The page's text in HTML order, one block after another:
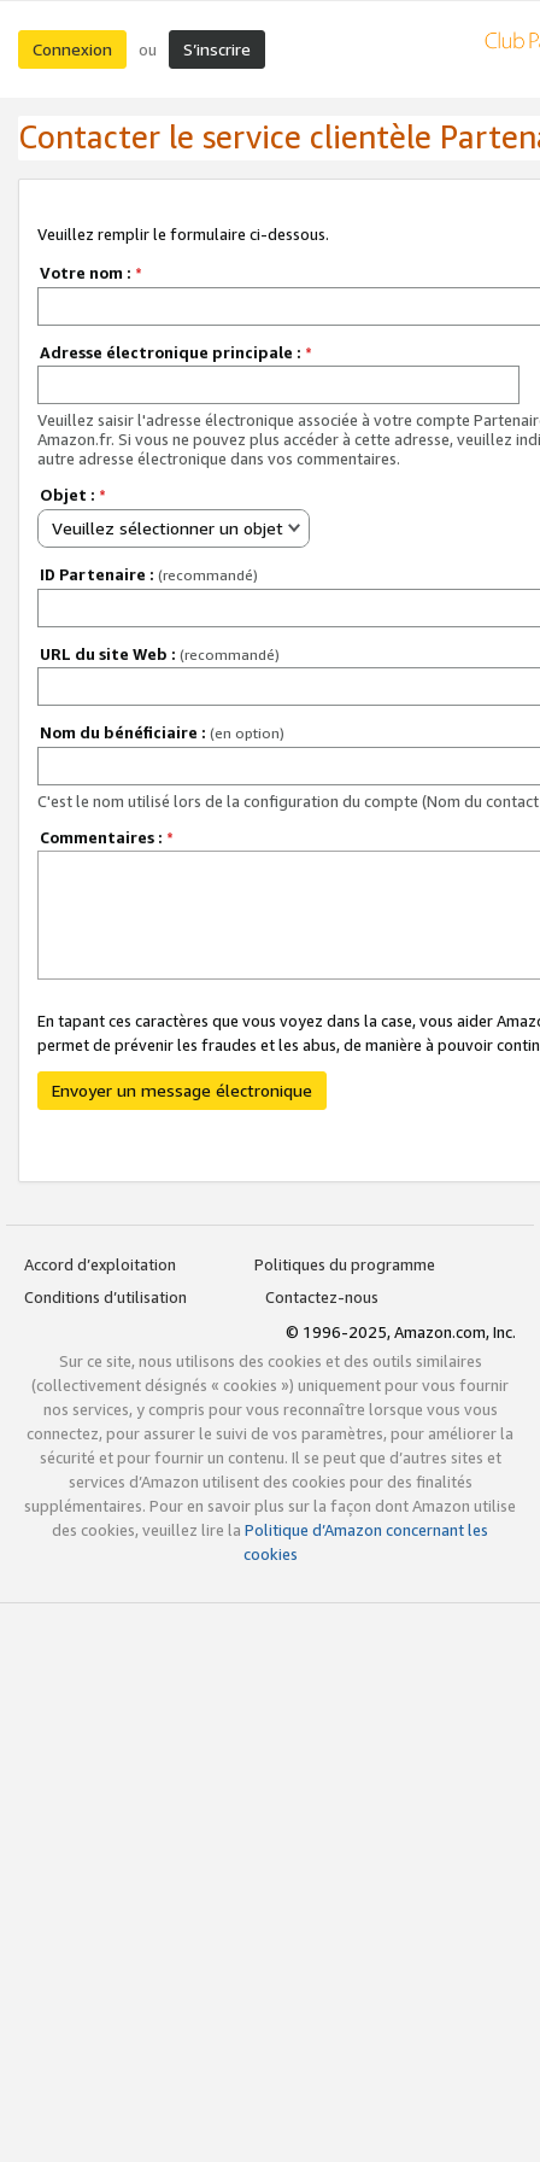
Connexion ou S’inscrire
Contacter le service clientèle
Veuillez remplir le formulaire ci-dessous.
Votre nom : *
Adresse électronique principale : *
Veuillez saisir l'adresse électronique associée à votre compte
Amazon.fr. Si vous ne pouvez plus accéder à cette adresse, veuillez
autre adresse électronique dans vos commentaires.
Objet : *
Veuillez sélectionner un objet
ID Partenaire : (recommandé)
URL du site Web : (recommandé)
Nom du bénéficiaire : (en option)
C'est le nom utilisé lors de la configuration du compte (Nom du
Commentaires : *
En tapant ces caractères que vous voyez dans la case, vous aider
permet de prévenir les fraudes et les abus, de manière à pouvoir
Envoyer un message électronique
Accord d’exploitation
Politiques du programme
Conditions d’utilisation
Contactez-nous
© 1996-2025, Amazon.com, Inc.
Sur ce site, nous utilisons des cookies et des outils similaires
(collectivement désignés « cookies ») uniquement pour vous fournir
nos services, y compris pour vous reconnaître lorsque vous vous
connectez, pour assurer le suivi de vos paramètres, pour améliorer la
sécurité et pour fournir un contenu. Il se peut que d’autres sites et
services d’Amazon utilisent des cookies pour des finalités
supplémentaires. Pour en savoir plus sur la façon dont Amazon utilise
des cookies, veuillez lire la Politique d’Amazon concernant les
cookies